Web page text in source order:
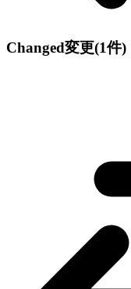
Changed変更(1件)